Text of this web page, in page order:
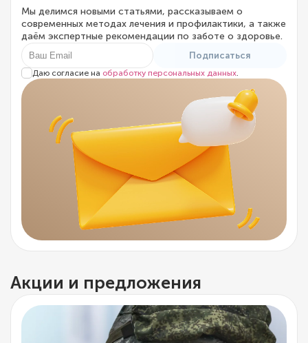
Мы делимся новыми статьями, рассказываем о
современных методах лечения и профилактики, а также
даём экспертные рекомендации по заботе о здоровье.
Подписаться
Даю согласие на обработку персональных данных.
Акции и предложения